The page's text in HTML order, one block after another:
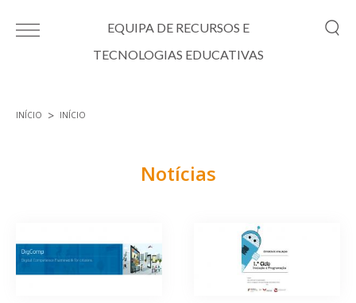
EQUIPA DE RECURSOS E
TECNOLOGIAS EDUCATIVAS
INÍCIO INÍCIO
Notícias
Páginas